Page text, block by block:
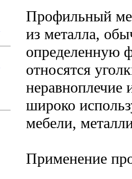
Профильный
из металла,
определенную
относятся
широко
мебели,
Применение